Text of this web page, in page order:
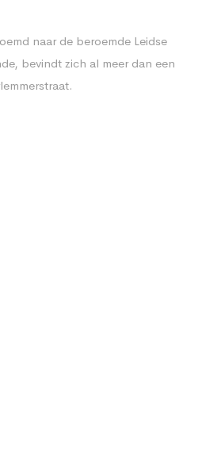
naar de beroemde Leidse
bevindt zich al meer dan een